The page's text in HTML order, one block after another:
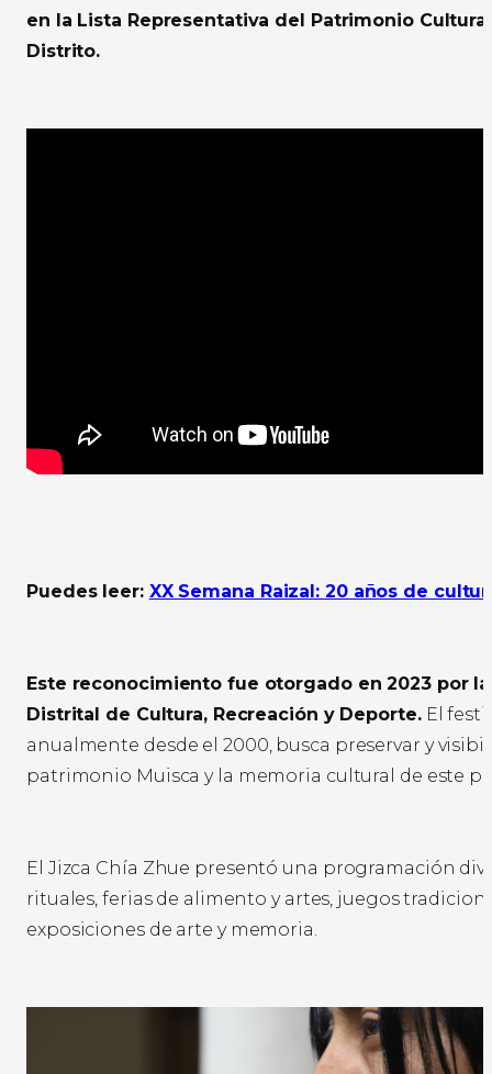
en la Lista Representativa del Patrimonio
Distrito.
Puedes leer: XX Semana Raizal: 20 años de
Este reconocimiento fue otorgado en 2023 por
Distrital de Cultura, Recreación y Deporte.El
anualmente desde el 2000, busca preservar y
patrimonio Muisca y la memoria cultural de este
El Jizca Chía Zhue presentó una programación
rituales, ferias de alimento y artes, juegos
exposiciones de arte y memoria.